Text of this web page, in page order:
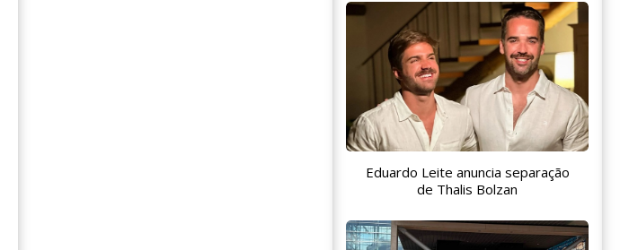
Eduardo Leite anuncia separação
de Thalis Bolzan